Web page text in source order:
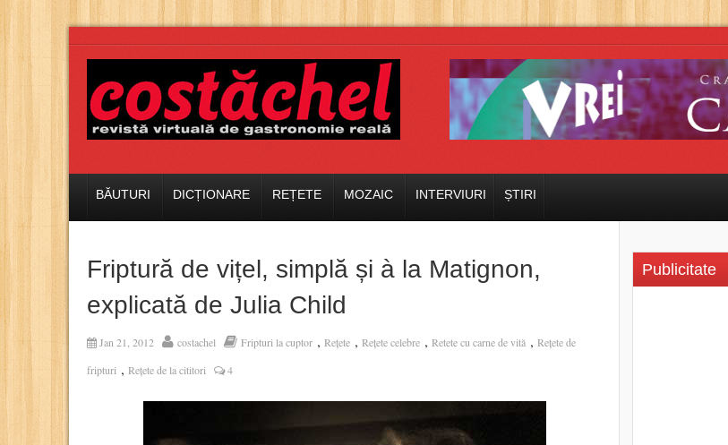
BĂUTURI DICȚIONARE REȚETE MOZAIC INTERVIURI ȘTIRI
Friptură de vițel, simplă și à la Matignon,
explicată de Julia Child
Jan 21, 2012 costachel Fripturi la cuptor , Rețete , Rețete celebre , Retete cu carne de vită , Rețete de
fripturi , Rețete de la cititori 4
Publicitate